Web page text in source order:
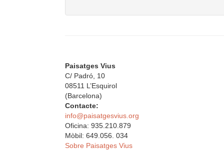
Paisatges Vius
C/ Padró, 10
08511 L’Esquirol
(Barcelona)
Contacte:
info@paisatgesvius.org
Oficina: 935.210.879
Mòbil: 649.056. 034
Sobre Paisatges Vius